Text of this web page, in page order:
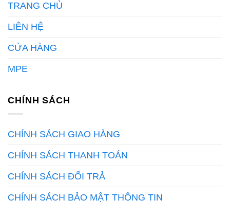
TRANG CHỦ
LIÊN HỆ
CỬA HÀNG
MPE
CHÍNH SÁCH
CHÍNH SÁCH GIAO HÀNG
CHÍNH SÁCH THANH TOÁN
CHÍNH SÁCH ĐỔI TRẢ
CHÍNH SÁCH BẢO MẬT THÔNG TIN